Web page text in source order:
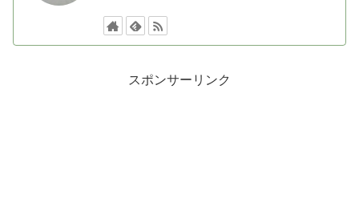
スポンサーリンク